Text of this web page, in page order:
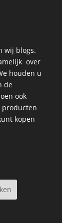
wij blogs.
over
houden u
de
ook
producten
kopen